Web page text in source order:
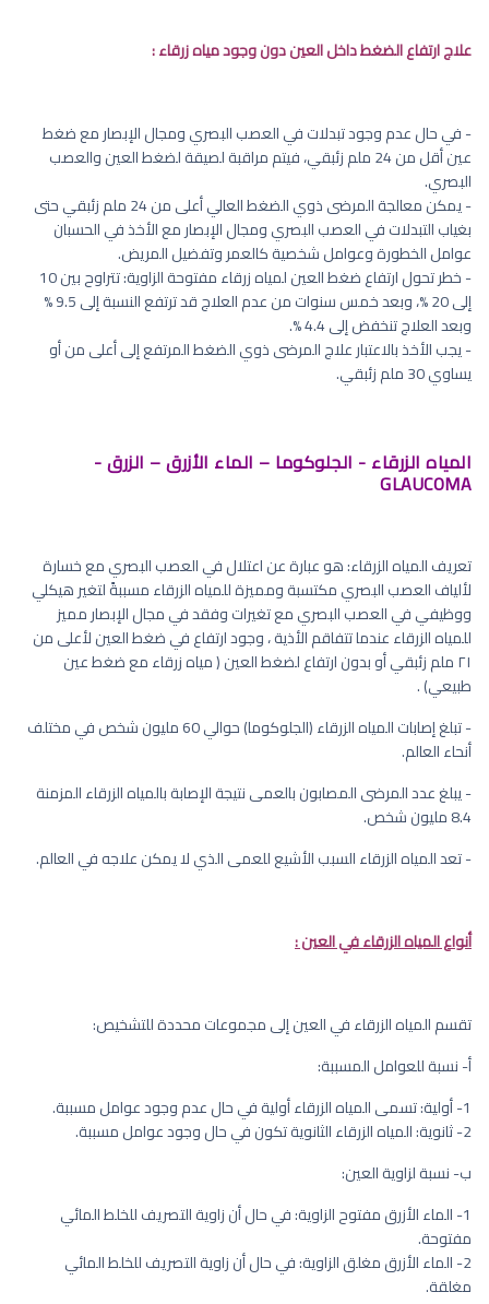
علاج ارتفاع الضغط داخل العين دون وجود مياه زرقاء :
- في حال عدم وجود تبدلات في العصب البصري ومجال الإبصار مع ضغط
عين أقل من 24 ملم زئبقي، فيتم مراقبة لصيقة لضغط العين والعصب
البصري.
- يمكن معالجة المرضى ذوي الضغط العالي أعلى من 24 ملم زئبقي حتى
بغياب التبدلات في العصب البصري ومجال الإبصار مع الأخذ في الحسبان
عوامل الخطورة وعوامل شخصية كالعمر وتفضيل المريض.
- خطر تحول ارتفاع ضغط العين لمياه زرقاء مفتوحة الزاوية: تتراوح بين 10
إلى 20 %، وبعد خمس سنوات من عدم العلاج قد ترتفع النسبة إلى 9.5 %
وبعد العلاج تنخفض إلى 4.4 %.
- يجب الأخذ بالاعتبار علاج المرضى ذوي الضغط المرتفع إلى أعلى من أو
يساوي 30 ملم زئبقي.
المياه الزرقاء - الجلوكوما – الماء الأزرق – الزرق -
GLAUCOMA
تعريف المياه الزرقاء: هو عبارة عن اعتلال في العصب البصري مع خسارة
لألياف العصب البصري مكتسبة ومميزة للمياه الزرقاء مسببةً لتغير هيكلي
ووظيفي في العصب البصري مع تغيرات وفقد في مجال الإبصار مميز
للمياه الزرقاء عندما تتفاقم الأذية ، وجود ارتفاع في ضغط العين لأعلى من
٢١ ملم زئبقي أو بدون ارتفاع لضغط العين ( مياه زرقاء مع ضغط عين
طبيعي) .
- تبلغ إصابات المياه الزرقاء (الجلوكوما) حوالي 60 مليون شخص في مختلف
أنحاء العالم.
- يبلغ عدد المرضى المصابون بالعمى نتيجة الإصابة بالمياه الزرقاء المزمنة
8.4 مليون شخص.
- تعد المياه الزرقاء السبب الأشيع للعمى الذي لا يمكن علاجه في العالم.
أنواع المياه الزرقاء في العين :
تقسم المياه الزرقاء في العين إلى مجموعات محددة للتشخيص:
أ‌- نسبة للعوامل المسببة:
1- أولية: تسمى المياه الزرقاء أولية في حال عدم وجود عوامل مسببة.
2- ثانوية: المياه الزرقاء الثانوية تكون في حال وجود عوامل مسببة.
ب‌- نسبة لزاوية العين:
1- الماء الأزرق مفتوح الزاوية: في حال أن زاوية التصريف للخلط المائي
مفتوحة.
2- الماء الأزرق مغلق الزاوية: في حال أن زاوية التصريف للخلط المائي
مغلقة.